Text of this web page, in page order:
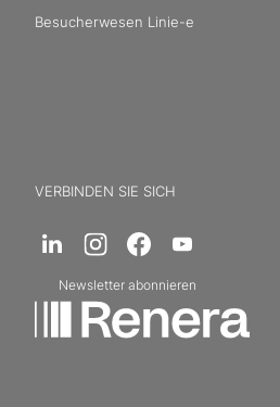
Besucherwesen Linie-e
VERBINDEN SIE SICH
Newsletter abonnieren